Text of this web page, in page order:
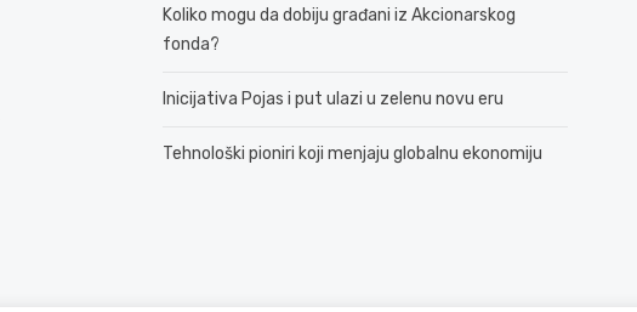
Koliko mogu da dobiju građani iz Akcionarskog
fonda?
Inicijativa Pojas i put ulazi u zelenu novu eru
Tehnološki pioniri koji menjaju globalnu ekonomiju